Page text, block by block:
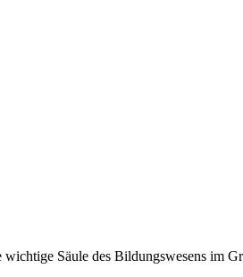
Säule des Bildungswesens im